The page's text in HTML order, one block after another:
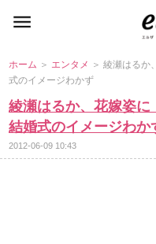
ホーム ＞ エンタメ ＞ 綾瀬はる
式のイメージわかず
綾瀬はるか、花嫁姿
結婚式のイメージわか
2012-06-09 10:43